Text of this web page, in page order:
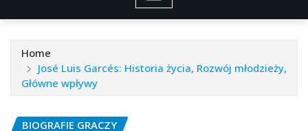
Home
José Luis Garcés: Historia życia, Rozwój młodzieży,
Główne wpływy
BIOGRAFIE GRACZY